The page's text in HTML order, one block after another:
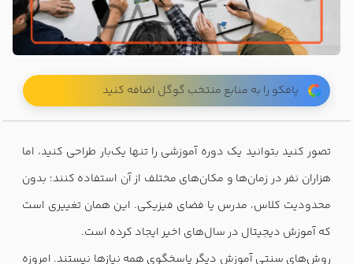
پافکو را به منابع منتخب گوگل اضافه کنید
تصور کنید بتوانید یک دوره آموزشی را تنها یک‌بار طراحی کنید، اما
هزاران نفر در زمان‌ها و مکان‌های مختلف از آن استفاده کنند؛ بدون
محدودیت کلاس، مدرس یا فضای فیزیکی. این همان تغییری است
که آموزش دیجیتال در سال‌های اخیر ایجاد کرده است.
روش‌های سنتی آموزش دیگر پاسخگوی همه نیازها نیستند. امروزه